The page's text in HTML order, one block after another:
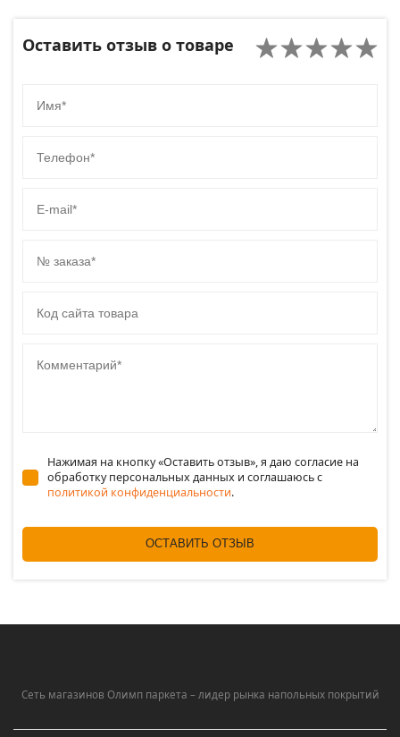
Оставить отзыв о товаре
Нажимая на кнопку «Оставить отзыв», я даю согласие на
обработку персональных данных и соглашаюсь c
политикой конфиденциальности.
ОСТАВИТЬ ОТЗЫВ
Сеть магазинов Олимп паркета – лидер рынка напольных покрытий